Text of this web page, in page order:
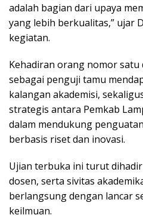
adalah bagian dari upaya
yang lebih berkualitas,” ujar
kegiatan.
Kehadiran orang nomor satu
sebagai penguji tamu
kalangan akademisi,
strategis antara Pemkab
dalam mendukung
berbasis riset dan inovasi.
Ujian terbuka ini turut
dosen, serta sivitas
berlangsung dengan lancar
keilmuan.